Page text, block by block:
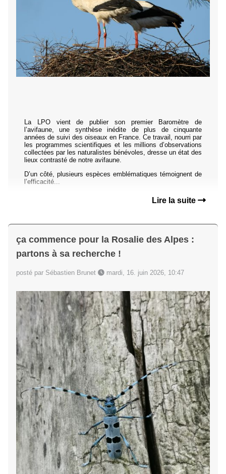
La LPO vient de publier son premier Baromètre de
l’avifaune, une synthèse inédite de plus de cinquante
années de suivi des oiseaux en France. Ce travail, nourri par
les programmes scientifiques et les millions d’observations
collectées par les naturalistes bénévoles, dresse un état des
lieux contrasté de notre avifaune.
D’un côté, plusieurs espèces emblématiques témoignent de
l’efficacité...
Lire la suite
ça commence pour la Rosalie des Alpes :
partons à sa recherche !
posté par Sébastien Brunet mardi, 16. juin 2026, 10:47